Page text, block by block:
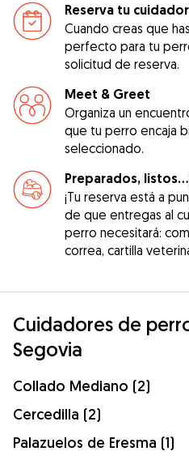
Reserva tu
Cuando creas que
perfecto para tu
solicitud de reserva.
Meet & Greet
Organiza un
que tu perro encaja
seleccionado.
Preparados,
¡Tu reserva está a
de que entregas al
perro necesitará:
correa, cartilla
Cuidadores de
Segovia
Collado Mediano (2)
Cercedilla (2)
Palazuelos de Eresma (1)